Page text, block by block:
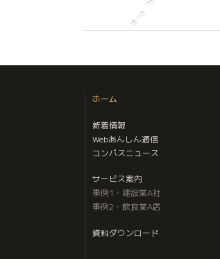
ホーム
新着情報
Webあんしん通信
コンパスニュース
サービス案内
事例1・建設業A社
事例2・飲食業A店
資料ダウンロード